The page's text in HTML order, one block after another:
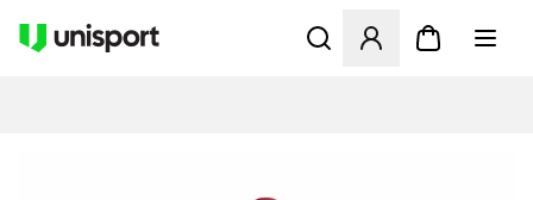
Opent een venster om in